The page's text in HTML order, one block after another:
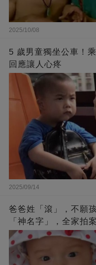
2025/10/08
5 歲男童獨坐公車！
回應讓人心疼
2025/09/14
爸爸姓「滾」，不願
「神名字」，全家拍